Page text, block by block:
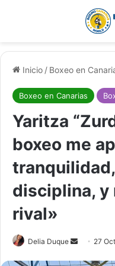
Buscar por
Inicio / Boxeo en
Boxeo en Canarias
Yaritza
boxeo me
disciplina, y
rival»
Delia Duque 27